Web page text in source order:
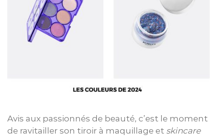
Avis aux passionnés de beauté, c’est le moment
de ravitailler son tiroir à maquillage et skincare